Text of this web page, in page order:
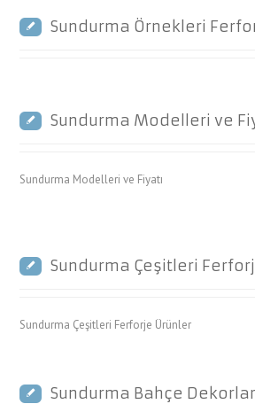
Sundurma Örnekleri
Sundurma Modelleri ve
Sundurma Modelleri ve Fiyatı
Sundurma Çeşitleri
Sundurma Çeşitleri Ferforje Ürünler
Sundurma Bahçe